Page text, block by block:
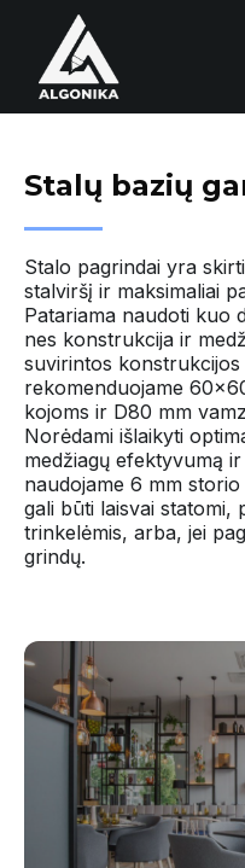
Stalų bazių
Stalo pagrindai yra
stalviršį ir maksimaliai
Patariama naudoti kuo
nes konstrukcija ir
suvirintos
rekomenduojame
kojoms ir D80 mm
Norėdami išlaikyti
medžiagų efektyvumą
naudojame 6 mm
gali būti laisvai statomi,
trinkelėmis, arba, jei
grindų.